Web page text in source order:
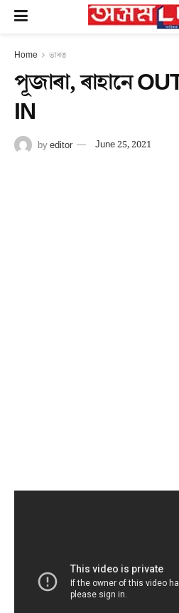
Home ভাৰত
পূজাৰা, ৰাহানে
IN
byeditor June 25, 2021